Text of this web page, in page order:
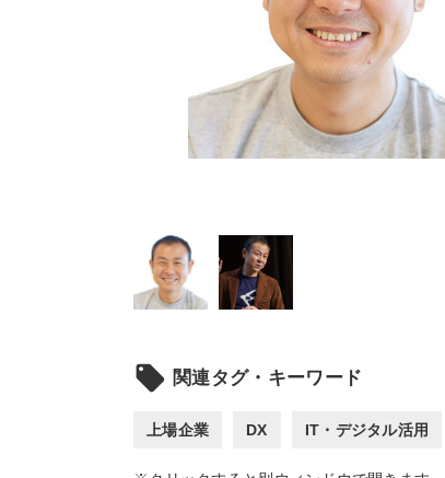
local_offer 関連タグ・キーワード
上場企業 DX IT・デジタル活用